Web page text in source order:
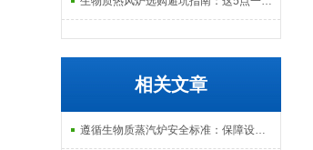
相关文章
遵循生物质蒸汽炉安全标准：保障设备与人员安全